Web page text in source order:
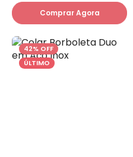
Comprar Agora
42% OFF
ÚLTIMO